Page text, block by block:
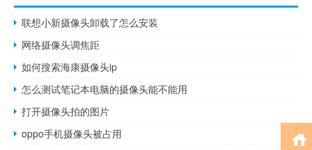
联想小新摄像头卸载了怎么安装
网络摄像头调焦距
如何搜索海康摄像头ip
怎么测试笔记本电脑的摄像头能不能用
打开摄像头拍的图片
oppo手机摄像头被占用